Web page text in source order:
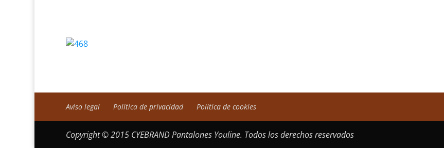
Aviso legal Política de privacidad Política de cookies
Copyright © 2015 CYEBRAND Pantalones Youline. Todos los derechos reservados